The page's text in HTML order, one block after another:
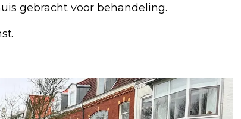
gebracht voor behandeling.